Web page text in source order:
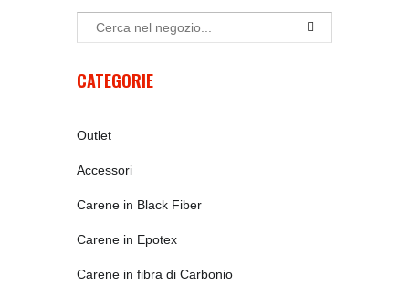
CATEGORIE
Outlet
Accessori
Carene in Black Fiber
Carene in Epotex
Carene in fibra di Carbonio